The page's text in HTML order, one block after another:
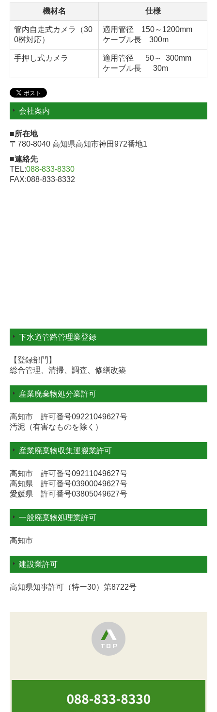
会社案内
■所在地
〒780-8040 高知県高知市神田972番地1
■連絡先
TEL:088-833-8330
FAX:088-833-8332
下水道管路管理業登録
【登録部門】
総合管理、清掃、調査、修繕改築
産業廃棄物処分業許可
高知市 許可番号09221049627号
汚泥（有害なものを除く）
産業廃棄物収集運搬業許可
高知市 許可番号09211049627号
高知県 許可番号03900049627号
愛媛県 許可番号03805049627号
一般廃棄物処理業許可
高知市
建設業許可
高知県知事許可（特ー30）第8722号
機材名 仕様
管内自走式カメラ
（30
0桝対応）
適用管径 150～1200mm
ケーブル長 300m
手押し式カメラ
適用管径 50～ 300mm
ケーブル長 30m